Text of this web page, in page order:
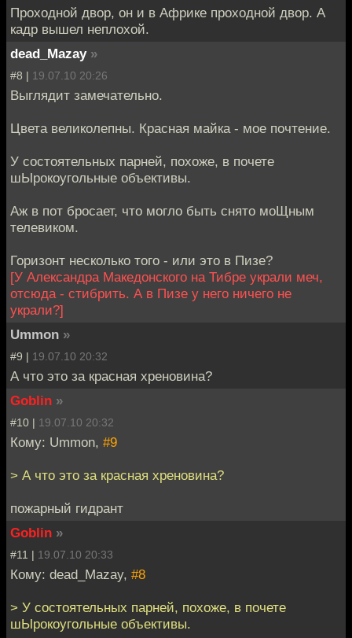
Проходной двор, он и в Африке проходной двор. А
кадр вышел неплохой.
dead_Mazay »
#8 | 19.07.10 20:26
Выглядит замечательно.
Цвета великолепны. Красная майка - мое почтение.
У состоятельных парней, похоже, в почете
шЫрокоугольные объективы.
Аж в пот бросает, что могло быть снято моЩным
телевиком.
Горизонт несколько того - или это в Пизе?
[У Александра Македонского на Тибре украли меч,
отсюда - стибрить. А в Пизе у него ничего не
украли?]
Ummon »
#9 | 19.07.10 20:32
А что это за красная хреновина?
Goblin »
#10 | 19.07.10 20:32
Кому: Ummon, #9
> А что это за красная хреновина?
пожарный гидрант
Goblin »
#11 | 19.07.10 20:33
Кому: dead_Mazay, #8
> У состоятельных парней, похоже, в почете
шЫрокоугольные объективы.